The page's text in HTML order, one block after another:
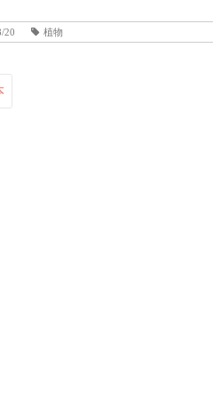
20 植物